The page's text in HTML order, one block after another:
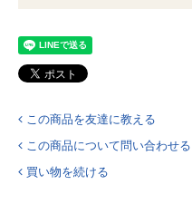
この商品を友達に教える
この商品について問い合わせる
買い物を続ける